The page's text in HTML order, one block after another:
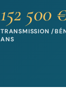
152 500
TRANSMISSION /
ANS